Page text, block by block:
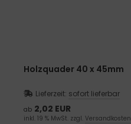
Holzquader 40 x 45mm
Lieferzeit: sofort lieferbar
ab 2,02 EUR
inkl. 19 % MwSt. zzgl. Versandkosten